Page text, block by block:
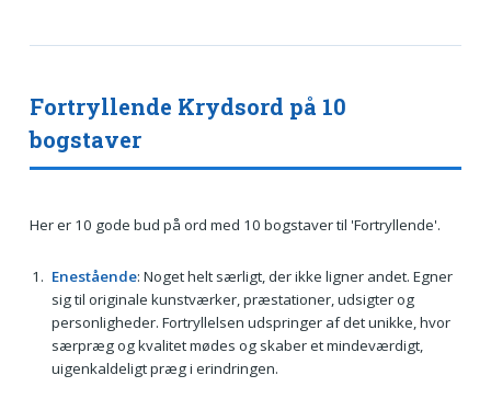
Fortryllende Krydsord på 10
bogstaver
Her er 10 gode bud på ord med 10 bogstaver til 'Fortryllende'.
Enestående: Noget helt særligt, der ikke ligner andet. Egner
sig til originale kunstværker, præstationer, udsigter og
personligheder. Fortryllelsen udspringer af det unikke, hvor
særpræg og kvalitet mødes og skaber et mindeværdigt,
uigenkaldeligt præg i erindringen.